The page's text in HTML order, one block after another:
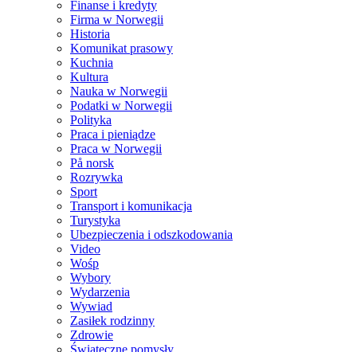
Finanse i kredyty
Firma w Norwegii
Historia
Komunikat prasowy
Kuchnia
Kultura
Nauka w Norwegii
Podatki w Norwegii
Polityka
Praca i pieniądze
Praca w Norwegii
På norsk
Rozrywka
Sport
Transport i komunikacja
Turystyka
Ubezpieczenia i odszkodowania
Video
Wośp
Wybory
Wydarzenia
Wywiad
Zasiłek rodzinny
Zdrowie
Świąteczne pomysły